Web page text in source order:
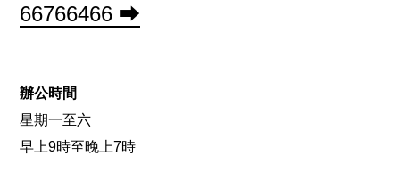
66766466 ⮕
辦公時間
星期一至六
早上9時至晚上7時